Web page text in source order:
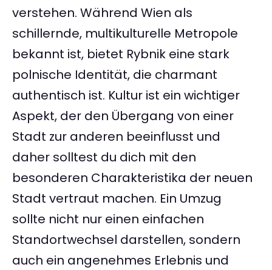
verstehen. Während Wien als
schillernde, multikulturelle Metropole
bekannt ist, bietet Rybnik eine stark
polnische Identität, die charmant
authentisch ist. Kultur ist ein wichtiger
Aspekt, der den Übergang von einer
Stadt zur anderen beeinflusst und
daher solltest du dich mit den
besonderen Charakteristika der neuen
Stadt vertraut machen. Ein Umzug
sollte nicht nur einen einfachen
Standortwechsel darstellen, sondern
auch ein angenehmes Erlebnis und